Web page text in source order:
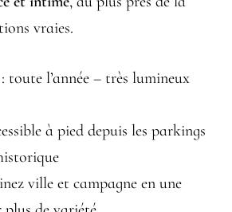
vraies.
: toute l’année – très lumineux
à pied depuis les parkings
ville et campagne en une